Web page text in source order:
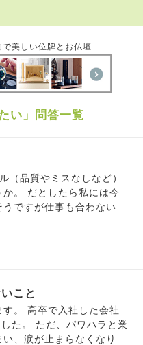
で美しい位牌とお仏壇
い」問答一覧
（品質やミスなしなど）
。 だとしたら私には今
ですが仕事も合わないと
に怒られました。スピー
り苦痛です。私以外みん
方をされることもありま
もらったことがあります
ないですか？と言うとい
れば俺に言われたと言え
こと
。 高卒で入社した会社
た。 ただ、パワハラと業
、涙が止まらなくなり欠